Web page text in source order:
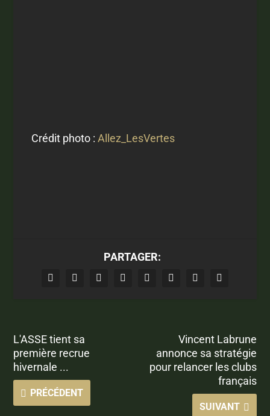
Crédit photo :Allez_LesVertes
PARTAGER:
L'ASSE tient sa
première recrue
hivernale ...
PRÉCÉDENT
Vincent Labrune
annonce sa stratégie
pour relancer les clubs
français
SUIVANT